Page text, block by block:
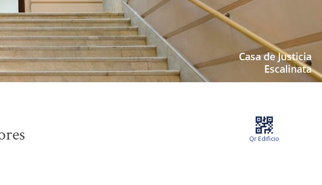
Qr Edificio